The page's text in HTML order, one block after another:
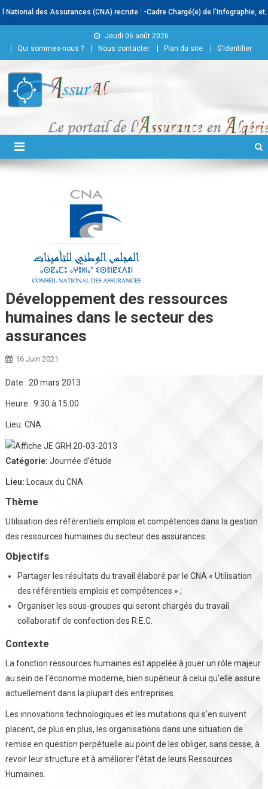
des Assurances (CNA) recrute : -Cadre Chargé(e) de l’Infographie, et/ou
Jeudi 06 août 2026
Qui sommes-nous ?
Nous contacter Plan du site S'identifier
Conseil National des
Développement des ressources
humaines dans le secteur des
assurances
16 Juin 2021
Date : 20 mars 2013
Heure : 9:30 à 15:00
Lieu: CNA
Catégorie: Journée d’étude
Lieu: Locaux du CNA
Thème
Utilisation des référentiels emplois et compétences dans la gestion
des ressources humaines du secteur des assurances.
Objectifs
Partager les résultats du travail élaboré par le CNA « Utilisation
des référentiels emplois et compétences » ;
Organiser les sous-groupes qui seront chargés du travail
collaboratif de confection des R.E.C.
Contexte
La fonction ressources humaines est appelée à jouer un rôle majeur
au sein de l’économie moderne, bien supérieur à celui qu’elle assure
actuellement dans la plupart des entreprises.
Les innovations technologiques et les mutations qui s’en suivent
placent, de plus en plus, les organisations dans une situation de
remise en question perpétuelle au point de les obliger, sans cesse, à
revoir leur structure et à améliorer l’état de leurs Ressources
Humaines.